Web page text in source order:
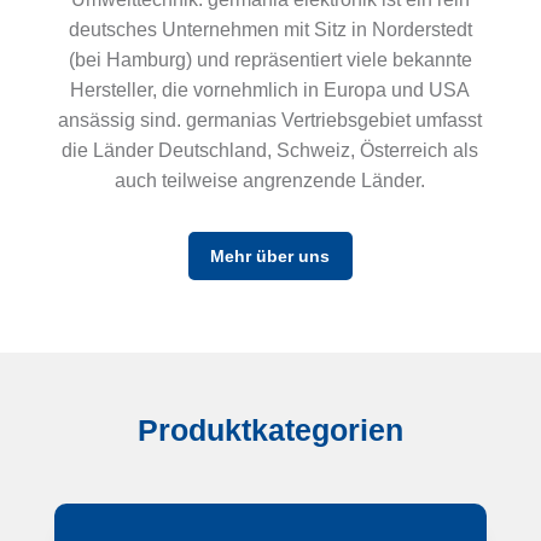
deutsches Unternehmen mit Sitz in Norderstedt
(bei Hamburg) und repräsentiert viele bekannte
Hersteller, die vornehmlich in Europa und USA
ansässig sind. germanias Vertriebsgebiet umfasst
die Länder Deutschland, Schweiz, Österreich als
auch teilweise angrenzende Länder.
Mehr über uns
Produktkategorien